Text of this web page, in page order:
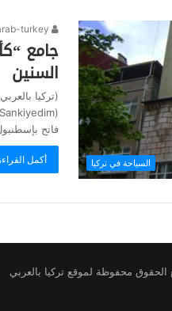
السياحة في تركيا
جامع
السنين
(تركيا
فاتح
أكمل